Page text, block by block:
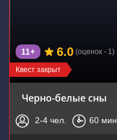
Квест закрыт
11+ 6.0 (оценок - 1)
Черно-белые сны
2-4 чел. 60 мин.